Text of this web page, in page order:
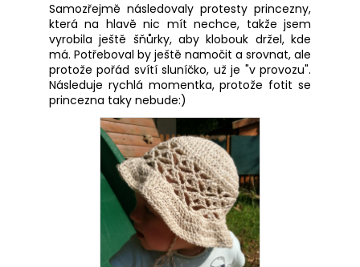
Samozřejmě následovaly protesty princezny,
která na hlavě nic mít nechce, takže jsem
vyrobila ještě šňůrky, aby klobouk držel, kde
má. Potřeboval by ještě namočit a srovnat, ale
protože pořád svítí sluníčko, už je "v provozu".
Následuje rychlá momentka, protože fotit se
princezna taky nebude:)